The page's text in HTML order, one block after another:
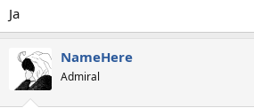
Ja
NameHere
Admiral